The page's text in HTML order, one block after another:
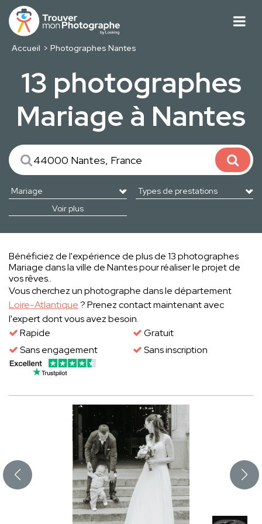
Accueil Photographes Nantes
13 photographes
Mariage à Nantes
Voir plus
Bénéficiez de l'expérience de plus de 13 photographes
Mariage dans la ville de Nantes pour réaliser le projet de
vos rêves..
Vous cherchez un photographe dans le département
Loire-Atlantique? Prenez contact maintenant avec
l'expert dont vous avez besoin.
Rapide
Gratuit
Sans engagement
Sans inscription